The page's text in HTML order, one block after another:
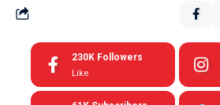
230K Followers
Like